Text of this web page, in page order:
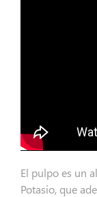
El pulpo es un
Potasio, que